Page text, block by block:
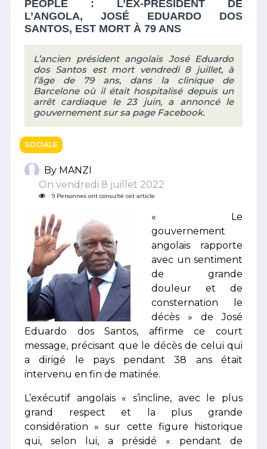
PEOPLE : L’EX-PRÉSIDENT DE
L’ANGOLA, JOSÉ EDUARDO DOS
SANTOS, EST MORT À 79 ANS
L’ancien président angolais José Eduardo
dos Santos est mort vendredi 8 juillet, à
l’âge de 79 ans, dans la clinique de
Barcelone où il était hospitalisé depuis un
arrêt cardiaque le 23 juin, a annoncé le
gouvernement sur sa page Facebook.
SOCIALE
By MANZI
On vendredi 8 juillet 2022
9 Personnes ont consulté cet article
« Le
gouvernement
angolais rapporte
avec un sentiment
de grande
douleur et de
consternation le
décès » de José
Eduardo dos Santos, affirme ce court
message, précisant que le décès de celui qui
a dirigé le pays pendant 38 ans était
intervenu en fin de matinée.
L’exécutif angolais « s’incline, avec le plus
grand respect et la plus grande
considération » sur cette figure historique
qui, selon lui, a présidé « pendant de